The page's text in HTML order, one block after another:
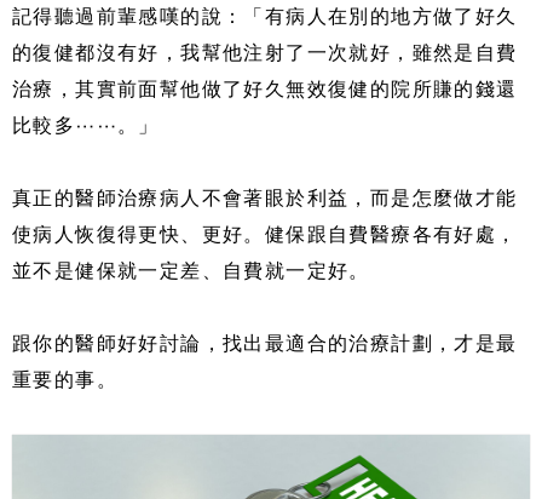
記得聽過前輩感嘆的說：「有病人在別的地方做了好久
的復健都沒有好，我幫他注射了一次就好，雖然是自費
治療，其實前面幫他做了好久無效復健的院所賺的錢還
比較多⋯⋯。」
真正的醫師治療病人不會著眼於利益，而是怎麼做才能
使病人恢復得更快、更好。健保跟自費醫療各有好處，
並不是健保就一定差、自費就一定好。
跟你的醫師好好討論，找出最適合的治療計劃，才是最
重要的事。